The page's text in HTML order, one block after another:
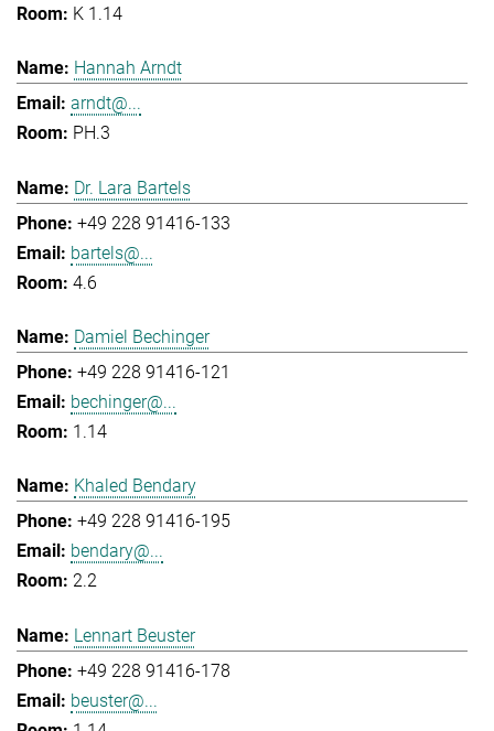
K 1.14
Hannah Arndt
arndt@...
PH.3
Dr. Lara Bartels
+49 228 91416-133
bartels@...
4.6
Damiel Bechinger
+49 228 91416-121
bechinger@...
1.14
Khaled Bendary
+49 228 91416-195
bendary@...
2.2
Lennart Beuster
+49 228 91416-178
beuster@...